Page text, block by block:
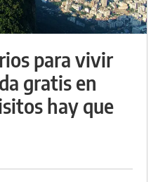
para vivir
gratis en
hay que